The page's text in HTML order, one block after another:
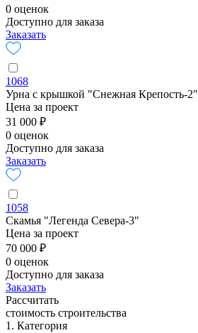
0 оценок
Доступно для заказа
Заказать
1068
Урна с крышкой "Снежная Крепость-2"
Цена за проект
31 000 ₽
0 оценок
Доступно для заказа
Заказать
1058
Скамья "Легенда Севера-3"
Цена за проект
70 000 ₽
0 оценок
Доступно для заказа
Заказать
Рассчитать
стоимость строительства
1. Категория